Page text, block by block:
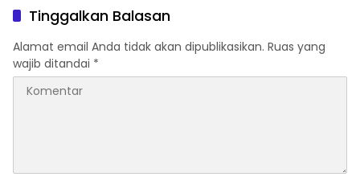
Tinggalkan Balasan
Alamat email Anda tidak akan dipublikasikan. Ruas yang
wajib ditandai *